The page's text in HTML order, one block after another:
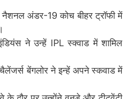
नैशनल अंडर-19 कोच बीहर ट्रॉफी में
ने उन्हें IPL स्क्वाड में शामिल
बेंगलोर ने इन्हें अपने स्कवाड में